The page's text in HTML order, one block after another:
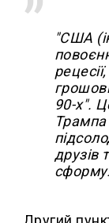
"США
90-х".
друзів